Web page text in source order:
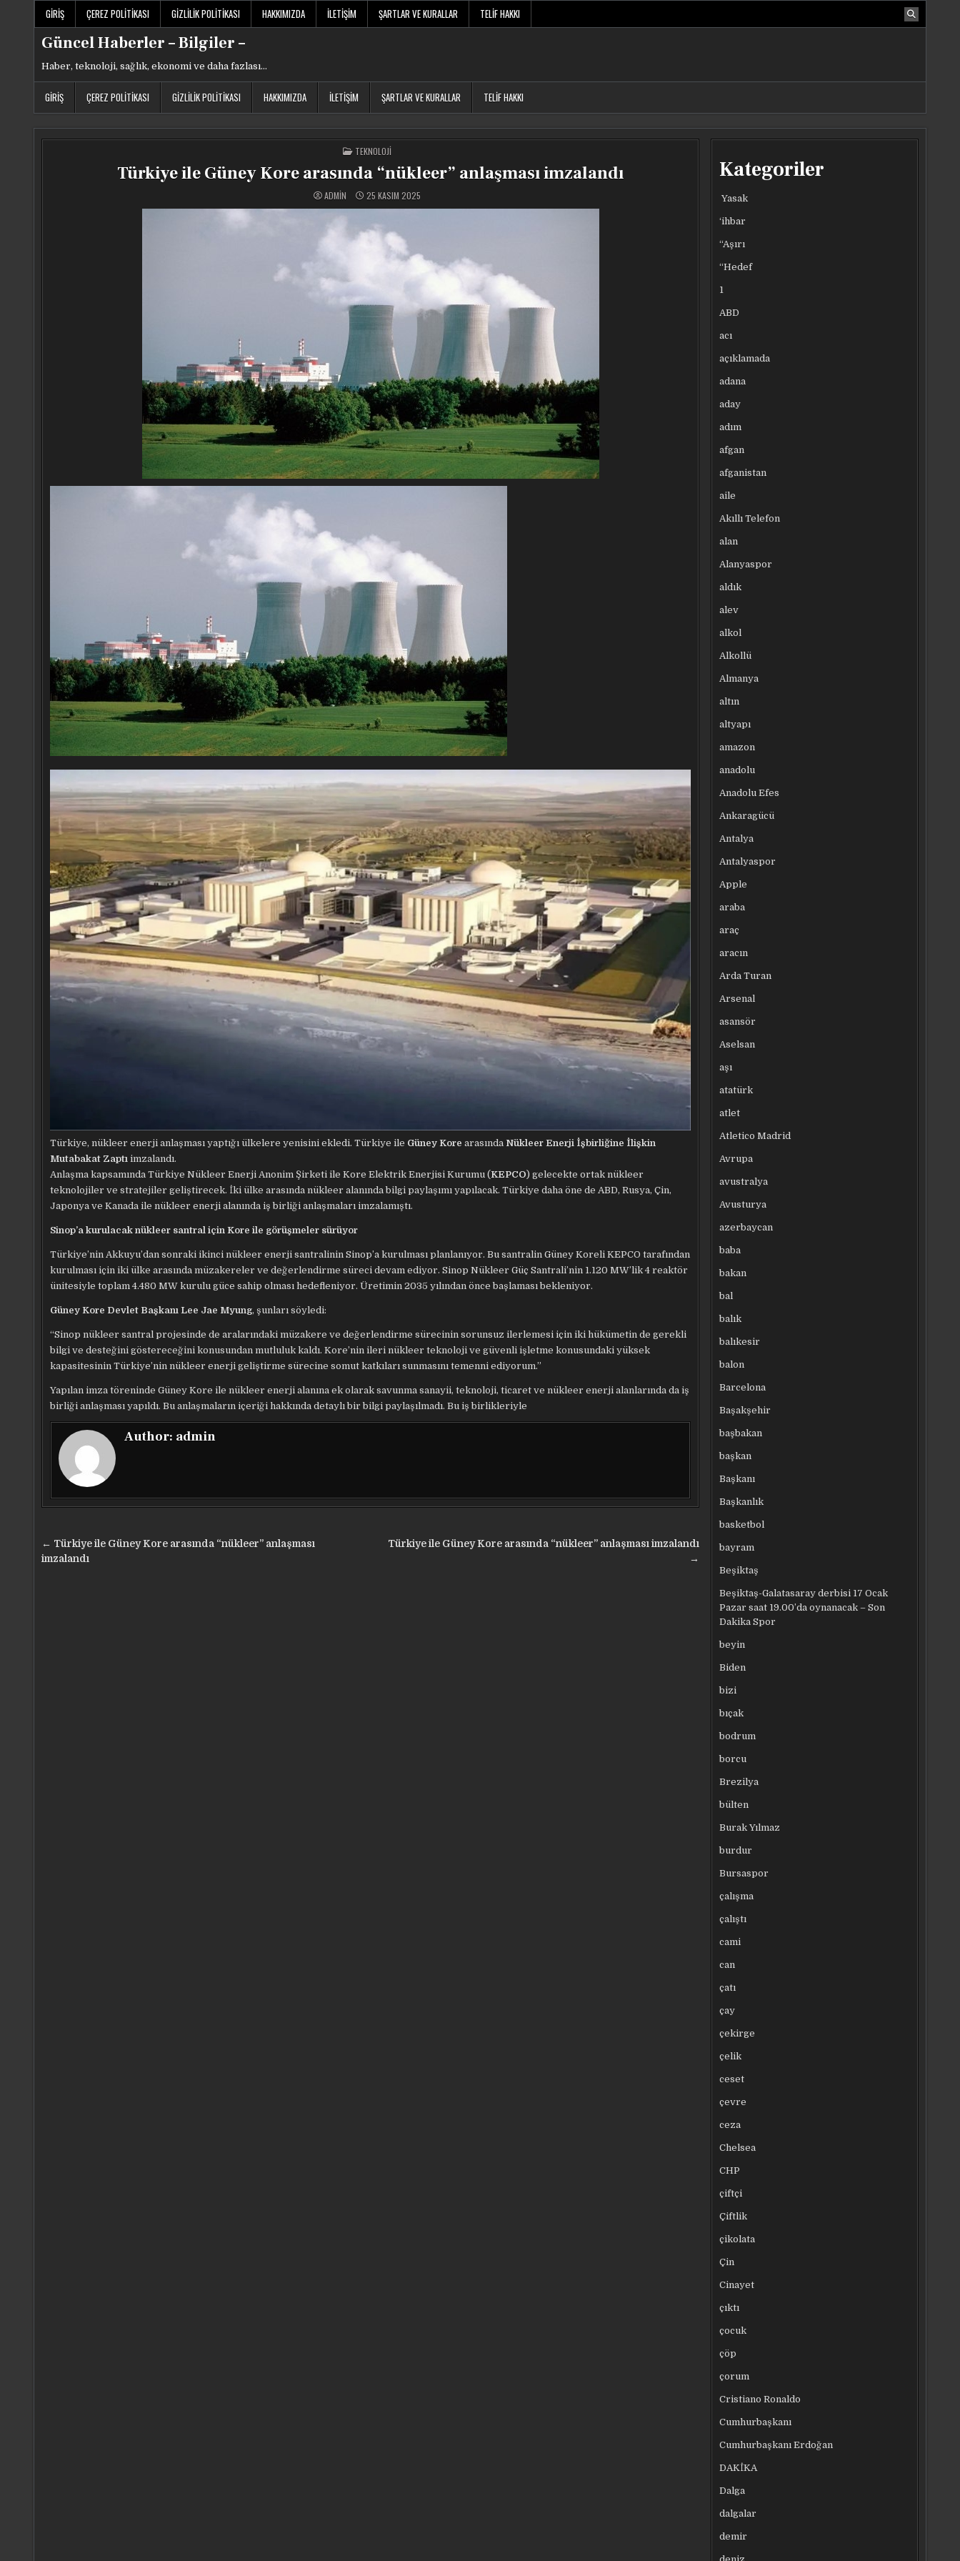
GIRIŞ ÇEREZ POLITIKASI GIZLILIK POLITIKASI HAKKIMIZDA İLETIŞIM ŞARTLAR VE KURALLAR TELIF HAKKI
Güncel Haberler – Bilgiler –
Haber, teknoloji, sağlık, ekonomi ve daha fazlası…
GIRIŞ ÇEREZ POLITIKASI GIZLILIK POLITIKASI HAKKIMIZDA İLETIŞIM ŞARTLAR VE KURALLAR TELIF HAKKI
POSTED
IN
TEKNOLOJI
Türkiye ile Güney Kore arasında “nükleer” anlaşması imzalandı
ADMIN 25 KASIM 2025
Türkiye, nükleer enerji anlaşması yaptığı ülkelere yenisini ekledi. Türkiye ile Güney Kore arasında Nükleer Enerji İşbirliğine İlişkin
Mutabakat Zaptı imzalandı.
Anlaşma kapsamında Türkiye Nükleer Enerji Anonim Şirketi ile Kore Elektrik Enerjisi Kurumu (KEPCO) gelecekte ortak nükleer
teknolojiler ve stratejiler geliştirecek. İki ülke arasında nükleer alanında bilgi paylaşımı yapılacak. Türkiye daha öne de ABD, Rusya, Çin,
Japonya ve Kanada ile nükleer enerji alanında iş birliği anlaşmaları imzalamıştı.
Sinop’a kurulacak nükleer santral için Kore ile görüşmeler sürüyor
Türkiye’nin Akkuyu’dan sonraki ikinci nükleer enerji santralinin Sinop’a kurulması planlanıyor. Bu santralin Güney Koreli KEPCO tarafından
kurulması için iki ülke arasında müzakereler ve değerlendirme süreci devam ediyor. Sinop Nükleer Güç Santrali’nin 1.120 MW’lik 4 reaktör
ünitesiyle toplam 4.480 MW kurulu güce sahip olması hedefleniyor. Üretimin 2035 yılından önce başlaması bekleniyor.
Güney Kore Devlet Başkanı Lee Jae Myung, şunları söyledi:
“Sinop nükleer santral projesinde de aralarındaki müzakere ve değerlendirme sürecinin sorunsuz ilerlemesi için iki hükümetin de gerekli
bilgi ve desteğini göstereceğini konusundan mutluluk kaldı. Kore’nin ileri nükleer teknoloji ve güvenli işletme konusundaki yüksek
kapasitesinin Türkiye’nin nükleer enerji geliştirme sürecine somut katkıları sunmasını temenni ediyorum.”
Yapılan imza töreninde Güney Kore ile nükleer enerji alanına ek olarak savunma sanayii, teknoloji, ticaret ve nükleer enerji alanlarında da iş
birliği anlaşması yapıldı. Bu anlaşmaların içeriği hakkında detaylı bir bilgi paylaşılmadı. Bu iş birlikleriyle
Author: admin
Yazı
gezinmesi
Türkiye ile Güney Kore arasında “nükleer” anlaşması imzalandı
→
← Türkiye ile Güney Kore arasında “nükleer” anlaşması
imzalandı
Kategoriler
Yasak
‘ihbar
“Aşırı
“Hedef
1
ABD
acı
açıklamada
adana
aday
adım
afgan
afganistan
aile
Akıllı Telefon
alan
Alanyaspor
aldık
alev
alkol
Alkollü
Almanya
altın
altyapı
amazon
anadolu
Anadolu Efes
Ankaragücü
Antalya
Antalyaspor
Apple
araba
araç
aracın
Arda Turan
Arsenal
asansör
Aselsan
aşı
atatürk
atlet
Atletico Madrid
Avrupa
avustralya
Avusturya
azerbaycan
baba
bakan
bal
balık
balıkesir
balon
Barcelona
Başakşehir
başbakan
başkan
Başkanı
Başkanlık
basketbol
bayram
Beşiktaş
Beşiktaş-Galatasaray derbisi 17 Ocak
Pazar saat 19.00’da oynanacak – Son
Dakika Spor
beyin
Biden
bizi
bıçak
bodrum
borcu
Brezilya
bülten
Burak Yılmaz
burdur
Bursaspor
çalışma
çalıştı
cami
can
çatı
çay
çekirge
çelik
ceset
çevre
ceza
Chelsea
CHP
çiftçi
Çiftlik
çikolata
Çin
Cinayet
çıktı
çocuk
çöp
çorum
Cristiano Ronaldo
Cumhurbaşkanı
Cumhurbaşkanı Erdoğan
DAKİKA
Dalga
dalgalar
demir